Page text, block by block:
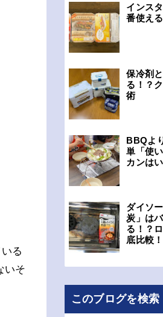
る
いそ
インス
番使え
保冷剤
る！？
術
BBQよ
単「使
カンは
ダイソ
炭」は
る！？
底比較！
このブログを検索